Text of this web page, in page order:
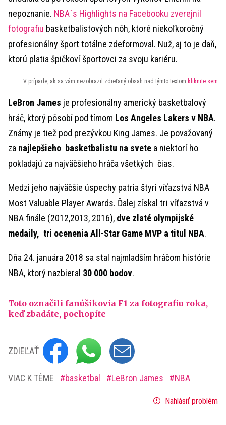
nepoznanie. NBA´s Highlights na Facebooku zverejnil
fotografiu basketbalistových nôh, ktoré niekoľkoročný
profesionálny šport totálne zdeformoval. Nuž, aj to je daň,
ktorú platia špičkoví športovci za svoju kariéru.
V prípade, ak sa vám nezobrazil zdieľaný obsah nad týmto textom kliknite sem
LeBron James je profesionálny americký basketbalový
hráč, ktorý pôsobí pod tímom Los Angeles Lakers v NBA.
Známy je tiež pod prezývkou King James. Je považovaný
za najlepšieho basketbalistu na svete a niektorí ho
pokladajú za najväčšieho hráča všetkých čias.
Medzi jeho najväčšie úspechy patria štyri víťazstvá NBA
Most Valuable Player Awards. Ďalej získal tri víťazstvá v
NBA finále (2012,2013, 2016), dve zlaté olympijské
medaily, tri ocenenia All-Star Game MVP a titul NBA.
Dňa 24. januára 2018 sa stal najmladším hráčom histórie
NBA, ktorý nazbieral 30 000 bodov.
Toto označili fanúšikovia F1 za fotografiu roka,
keď zbadáte, pochopíte
ZDIEĽAŤ
VIAC K TÉME basketbal LeBron James NBA
Nahlásiť problém